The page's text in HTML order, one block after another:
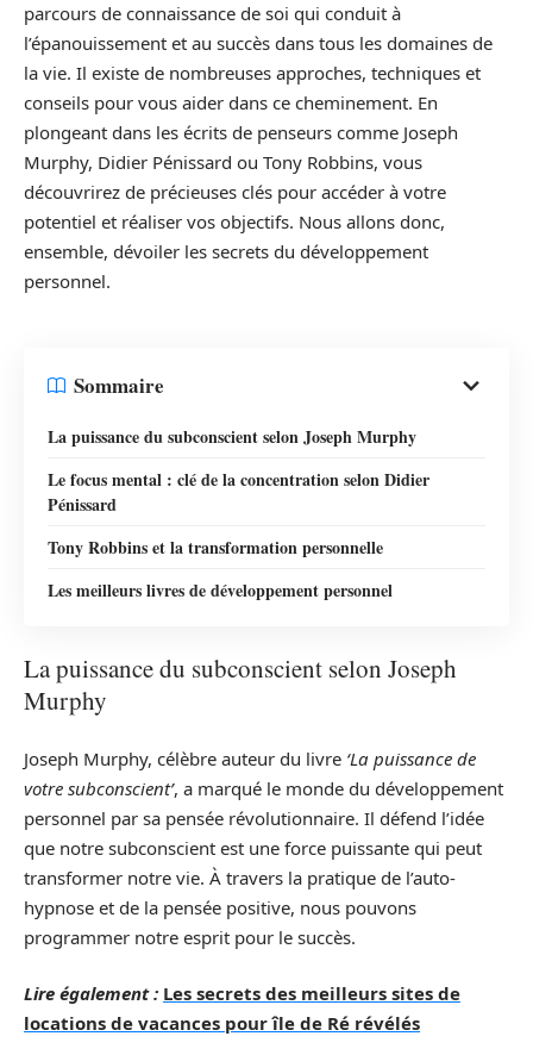
parcours de connaissance de soi qui conduit à
l’épanouissement et au succès dans tous les domaines de
la vie. Il existe de nombreuses approches, techniques et
conseils pour vous aider dans ce cheminement. En
plongeant dans les écrits de penseurs comme Joseph
Murphy, Didier Pénissard ou Tony Robbins, vous
découvrirez de précieuses clés pour accéder à votre
potentiel et réaliser vos objectifs. Nous allons donc,
ensemble, dévoiler les secrets du développement
personnel.
Sommaire
La puissance du subconscient selon Joseph Murphy
Le focus mental : clé de la concentration selon Didier
Pénissard
Tony Robbins et la transformation personnelle
Les meilleurs livres de développement personnel
La puissance du subconscient selon Joseph
Murphy
Joseph Murphy, célèbre auteur du livre ‘La puissance de
votre subconscient’, a marqué le monde du développement
personnel par sa pensée révolutionnaire. Il défend l’idée
que notre subconscient est une force puissante qui peut
transformer notre vie. À travers la pratique de l’auto-
hypnose et de la pensée positive, nous pouvons
programmer notre esprit pour le succès.
Lire également : Les secrets des meilleurs sites de
locations de vacances pour île de Ré révélés